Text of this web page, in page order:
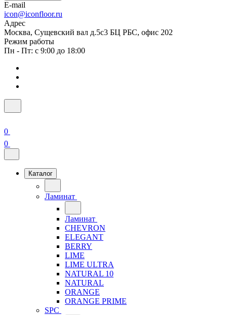
E-mail
icon@iconfloor.ru
Адрес
Москва, Сущевский вал д.5с3 БЦ РБС, офис 202
Режим работы
Пн - Пт: с 9:00 до 18:00
0
0
Каталог
Ламинат
Ламинат
CHEVRON
ELEGANT
BERRY
LIME
LIME ULTRA
NATURAL 10
NATURAL
ORANGE
ORANGE PRIME
SPC